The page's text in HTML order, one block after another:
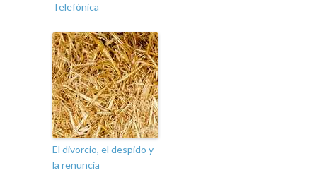
Telefónica
El divorcio, el despido y
la renuncia